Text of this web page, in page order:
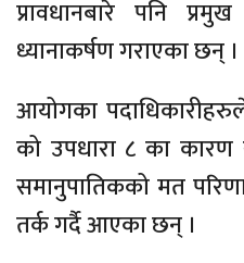
प्रावधानबारे पनि
ध्यानाकर्षण गराएका छन् ।
आयोगका
को उपधारा ८ का कारण
समानुपातिकको मत
तर्क गर्दै आएका छन् ।